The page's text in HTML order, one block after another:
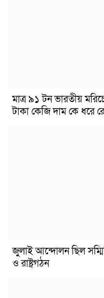
মাত্র ৯১ টন ভারতীয়
টাকা কেজি দাম কে ধরে
জুলাই আন্দোলন ছিল
ও রাষ্ট্রগঠন